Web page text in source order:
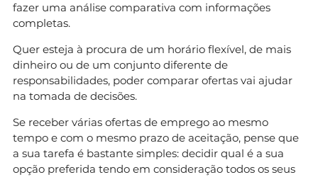
fazer uma análise comparativa com informações
completas.
Quer esteja à procura de um horário flexível, de mais
dinheiro ou de um conjunto diferente de
responsabilidades, poder comparar ofertas vai ajudar
na tomada de decisões.
Se receber várias ofertas de emprego ao mesmo
tempo e com o mesmo prazo de aceitação, pense que
a sua tarefa é bastante simples: decidir qual é a sua
opção preferida tendo em consideração todos os seus